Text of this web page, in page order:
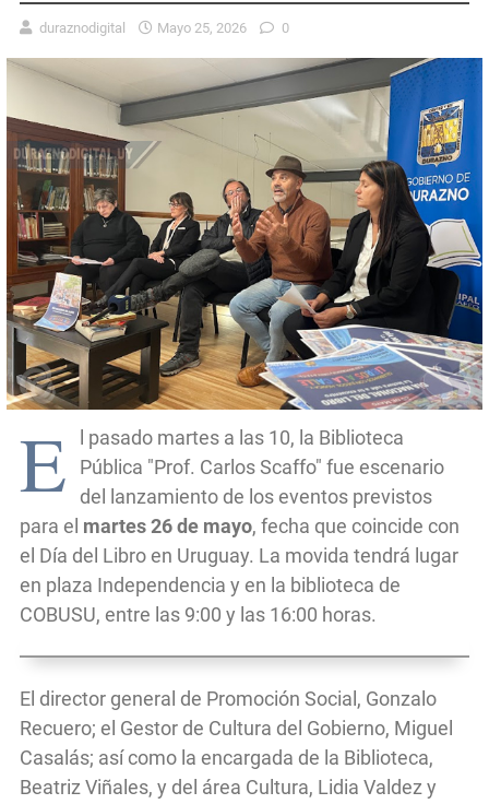
duraznodigital Mayo 25, 2026 0
E
l pasado martes a las 10, la Biblioteca
Pública "Prof. Carlos Scaffo" fue escenario
del lanzamiento de los eventos previstos
para el martes 26 de mayo, fecha que coincide con
el Día del Libro en Uruguay. La movida tendrá lugar
en plaza Independencia y en la biblioteca de
COBUSU, entre las 9:00 y las 16:00 horas.
El director general de Promoción Social, Gonzalo
Recuero; el Gestor de Cultura del Gobierno, Miguel
Casalás; así como la encargada de la Biblioteca,
Beatriz Viñales, y del área Cultura, Lidia Valdez y